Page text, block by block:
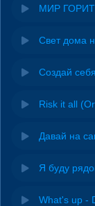
МИР ГОРИТ
Свет дома
Создай
Risk it all
Давай на
Я буду
What's up -